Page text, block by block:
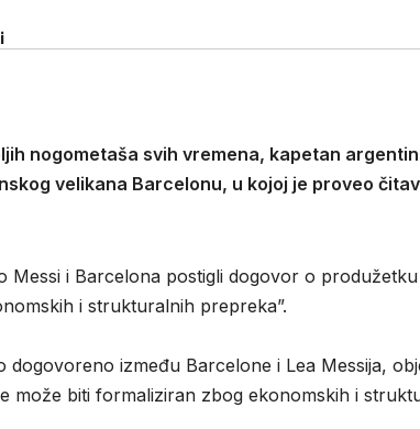
nogometaša svih vremena, kapetan
velikana Barcelonu, u kojoj je proveo
Messi i Barcelona postigli dogovor o
i strukturalnih prepreka”.
dogovoreno između Barcelone i Lea Messija,
može biti formaliziran zbog ekonomskih i